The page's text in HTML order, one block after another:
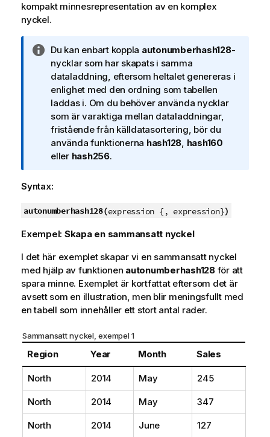
kompakt minnesrepresentation av en komplex
nyckel.
A
n
t
e
c
k
n
i
n
o
i
f
r
m
a
t
i
n
Du kan enbart koppla autonumberhash128-
nycklar som har skapats i samma
dataladdning, eftersom heltalet genereras i
enlighet med den ordning som tabellen
laddas i. Om du behöver använda nycklar
som är varaktiga mellan dataladdningar,
fristående från källdatasortering, bör du
använda funktionerna hash128, hash160
eller hash256.
Syntax:
autonumberhash128(expression {, expression})
Exempel: Skapa en sammansatt nyckel
I det här exemplet skapar vi en sammansatt nyckel
med hjälp av funktionen autonumberhash128för att
spara minne. Exemplet är kortfattat eftersom det är
avsett som en illustration, men blir meningsfullt med
en tabell som innehåller ett stort antal rader.
Sammansatt nyckel, exempel 1
Region Year Month Sales
North 2014 May 245
North 2014 May 347
North 2014 June 127